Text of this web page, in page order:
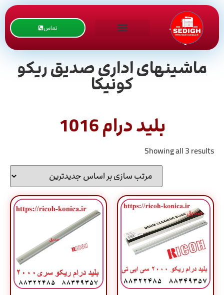
تماس
ماشینهای اداری صدیق ریکو
کونیکا
بلید درام 1016
Showing all 3 results